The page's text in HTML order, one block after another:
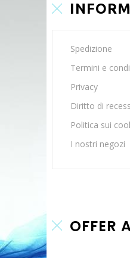
Spedizione
Termini e
Privacy
Diritto di
Politica sui
I nostri negozi
OFFER